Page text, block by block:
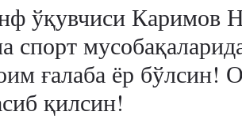
ўқувчиси Каримов
спорт
ғалаба ёр бўлсин!
қилсин!